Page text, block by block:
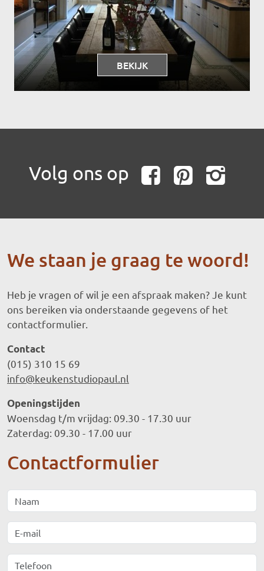
BEKIJK
Volg ons op
We staan je graag te woord!
Heb je vragen of wil je een afspraak maken? Je kunt
ons bereiken via onderstaande gegevens of het
contactformulier.
Contact
(015) 310 15 69
info@keukenstudiopaul.nl
Openingstijden
Woensdag t/m vrijdag: 09.30 - 17.30 uur
Zaterdag: 09.30 - 17.00 uur
Contactformulier
Naam
E-mail
Telefoon